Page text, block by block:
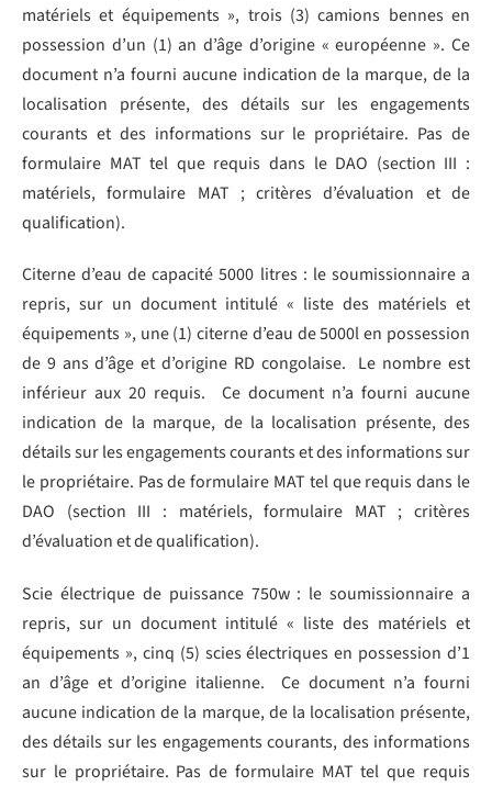
matériels et équipements », trois (3) camions bennes en
possession d’un (1) an d’âge d’origine « européenne ». Ce
document n’a fourni aucune indication de la marque, de la
localisation présente, des détails sur les engagements
courants et des informations sur le propriétaire. Pas de
formulaire MAT tel que requis dans le DAO (section III :
matériels, formulaire MAT ; critères d’évaluation et de
qualification).
Citerne d’eau de capacité 5000 litres : le soumissionnaire a
repris, sur un document intitulé « liste des matériels et
équipements », une (1) citerne d’eau de 5000l en possession
de 9 ans d’âge et d’origine RD congolaise. Le nombre est
inférieur aux 20 requis. Ce document n’a fourni aucune
indication de la marque, de la localisation présente, des
détails sur les engagements courants et des informations sur
le propriétaire. Pas de formulaire MAT tel que requis dans le
DAO (section III : matériels, formulaire MAT ; critères
d’évaluation et de qualification).
Scie électrique de puissance 750w : le soumissionnaire a
repris, sur un document intitulé « liste des matériels et
équipements », cinq (5) scies électriques en possession d’1
an d’âge et d’origine italienne. Ce document n’a fourni
aucune indication de la marque, de la localisation présente,
des détails sur les engagements courants, des informations
sur le propriétaire. Pas de formulaire MAT tel que requis